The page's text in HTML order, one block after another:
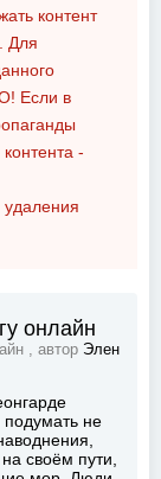
контент
Для
Если в
-
удаления
онлайн
, автор Элен
подумать не
своём пути,